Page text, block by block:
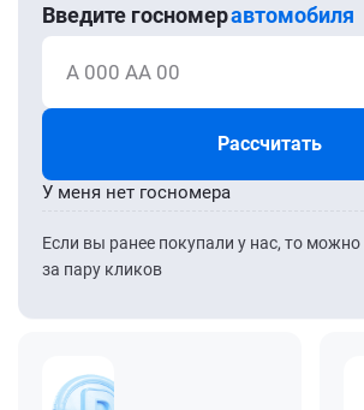
Введите госномеравтомобиля
А 000 АА 00
Рассчитать
Если вы ранее покупали у нас, то можно
за пару кликов
У меня нет госномера